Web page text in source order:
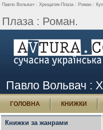
Павло Вольвач : Хрещатик-Плаза : Роман :
Плаза : Роман.
Павло Вольвач :
ГОЛОВНА КНИЖКИ
Книжки за жанрами